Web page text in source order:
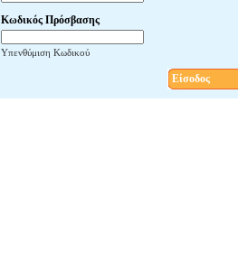
Κωδικός Πρόσβασης
Υπενθύμιση Κωδικού
Είσοδος